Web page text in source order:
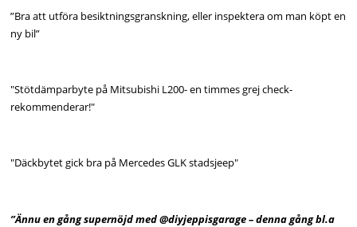
”Bra att utföra besiktningsgranskning, eller inspektera om man köpt en
ny bil”
"Stötdämparbyte på Mitsubishi L200- en timmes grej check-
rekommenderar!"
"Däckbytet gick bra på Mercedes GLK stadsjeep"
”Ännu en gång supernöjd med @diyjeppisgarage – denna gång bl.a